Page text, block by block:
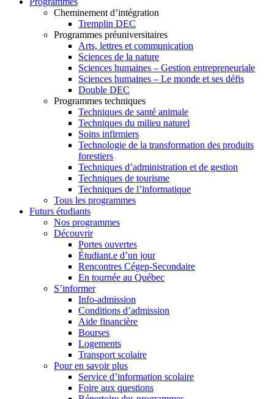
Cheminement d’intégration
Tremplin DEC
Programmes préuniversitaires
Arts, lettres et communication
Sciences de la nature
Sciences humaines – Gestion entrepreneuriale
Sciences humaines – Le monde et ses défis
Double DEC
Programmes techniques
Techniques de santé animale
Techniques du milieu naturel
Soins infirmiers
Technologie de la transformation des produits
forestiers
Techniques d’administration et de gestion
Techniques de tourisme
Techniques de l’informatique
Tous les programmes
Futurs étudiants
Nos programmes
Découvrir
Portes ouvertes
Étudiant.e d’un jour
Rencontres Cégep-Secondaire
En tournée au Québec
S’informer
Info-admission
Conditions d’admission
Aide financière
Bourses
Logements
Transport scolaire
Pour en savoir plus
Service d’information scolaire
Foire aux questions